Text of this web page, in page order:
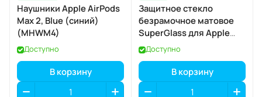
Наушники Apple AirPods
Max 2, Blue (синий)
(MHWM4)
Доступно
В корзину
Защитное стекло
безрамочное матовое
SuperGlass для Apple
iPhone 17 Pro
Доступно
В корзину